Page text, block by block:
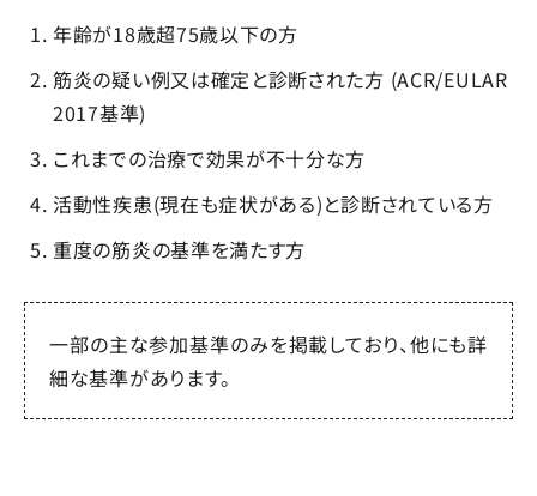
年齢が18歳超75歳以下の方
筋炎の疑い例又は確定と診断された方 (ACR/EULAR
2017基準)
これまでの治療で効果が不十分な方
活動性疾患(現在も症状がある)と診断されている方
重度の筋炎の基準を満たす方
一部の主な参加基準のみを掲載しており、他にも詳
細な基準があります。